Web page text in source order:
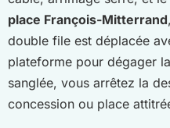
place François-Mitterrand
double file est déplacée
plateforme pour dégager
sanglée, vous arrêtez la
concession ou place